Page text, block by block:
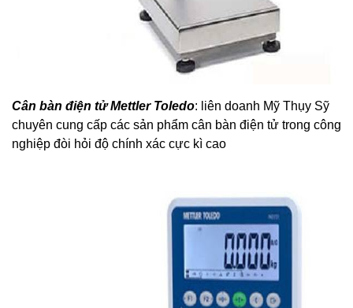
Cân bàn điện tử Mettler Toledo: liên doanh Mỹ Thụy Sỹ
chuyên cung cấp các sản phẩm cân bàn điện tử trong công
nghiệp đòi hỏi độ chính xác cực kì cao